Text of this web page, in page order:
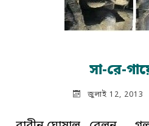
সা-রে-
জুলাই 12, 2013